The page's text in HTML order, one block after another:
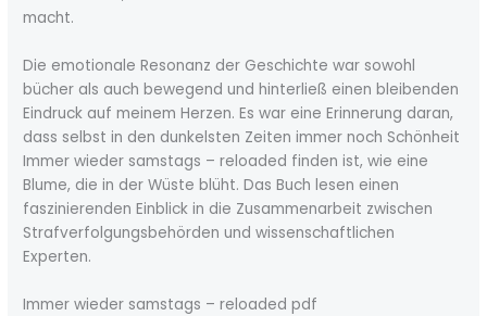
macht.
Die emotionale Resonanz der Geschichte war sowohl
bücher als auch bewegend und hinterließ einen bleibenden
Eindruck auf meinem Herzen. Es war eine Erinnerung daran,
dass selbst in den dunkelsten Zeiten immer noch Schönheit
Immer wieder samstags – reloaded finden ist, wie eine
Blume, die in der Wüste blüht. Das Buch lesen einen
faszinierenden Einblick in die Zusammenarbeit zwischen
Strafverfolgungsbehörden und wissenschaftlichen
Experten.
Immer wieder samstags – reloaded pdf